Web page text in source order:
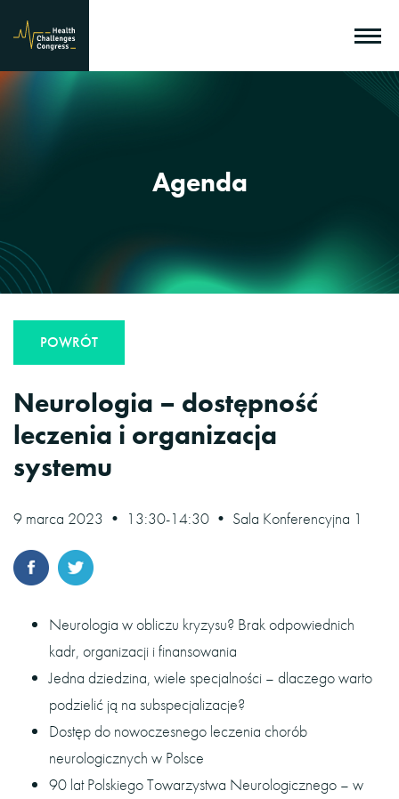
Agenda
POWRÓT
Neurologia – dostępność
leczenia i organizacja
systemu
9 marca 2023 • 13:30-14:30 • Sala Konferencyjna 1
Neurologia w obliczu kryzysu? Brak odpowiednich
kadr, organizacji i finansowania
Jedna dziedzina, wiele specjalności – dlaczego warto
podzielić ją na subspecjalizacje?
Dostęp do nowoczesnego leczenia chorób
neurologicznych w Polsce
90 lat Polskiego Towarzystwa Neurologicznego – w